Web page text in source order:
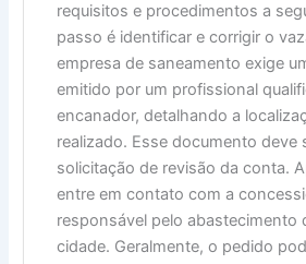
requisitos e procedimentos a
passo é identificar e corrigir o
empresa de saneamento exige
emitido por um profissional
encanador, detalhando a
realizado. Esse documento deve
solicitação de revisão da conta.
entre em contato com a
responsável pelo abastecimento
cidade. Geralmente, o pedido